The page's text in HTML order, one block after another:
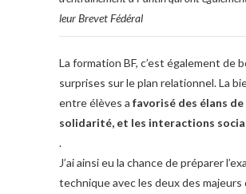
leur Brevet Fédéral
La formation BF, c’est également de
surprises sur le plan relationnel. La
entre élèves a favorisé des élans de
solidarité, et les interactions
.
J’ai ainsi eu la chance de préparer
technique avec les deux des majeurs